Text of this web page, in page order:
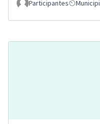
Participantes Municipi